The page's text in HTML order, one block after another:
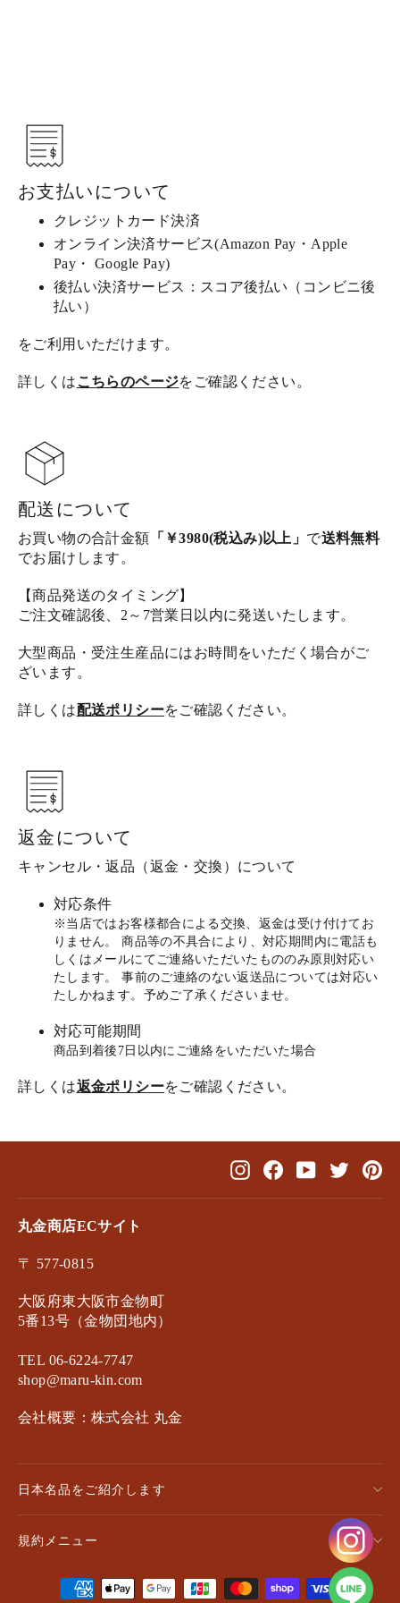
お支払いについて
クレジットカード決済
オンライン決済サービス(Amazon Pay・Apple
Pay・ Google Pay)
後払い決済サービス：スコア後払い（コンビニ後
払い）
をご利用いただけます。
詳しくは こちらのページをご確認ください。
配送について
お買い物の合計金額 「￥3980(税込み)以上」 で送料無料
でお届けします。
【商品発送のタイミング】
ご注文確認後、2～7営業日以内に発送いたします。
大型商品・受注生産品にはお時間をいただく場合がご
ざいます。
詳しくは配送ポリシーをご確認ください。
返金について
キャンセル・返品（返金・交換）について
対応条件
※当店ではお客様都合による交換、返金は受け付けてお
りません。 商品等の不具合により、対応期間内に電話も
しくはメールにてご連絡いただいたもののみ原則対応い
たします。 事前のご連絡のない返送品については対応い
たしかねます。予めご了承くださいませ。
対応可能期間
商品到着後7日以内にご連絡をいただいた場合
詳しくは返金ポリシーをご確認ください。
InstagramFacebookYouTubeTwitter
丸金商店ECサイト
〒 577-0815
大阪府東大阪市金物町
5番13号（金物団地内）
TEL 06-6224-7747
shop@maru-kin.com
会社概要：株式会社 丸金
日本名品をご紹介します
規約メニュー